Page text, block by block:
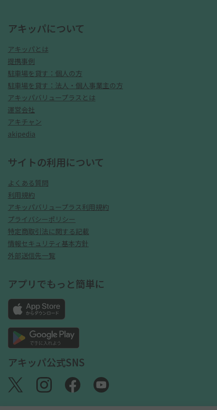
アキッパについて
アキッパとは
提携事例
駐車場を貸す：個人の方
駐車場を貸す：法人・個人事業主の方
アキッパバリュープラスとは
運営会社
アキチャン
akipedia
サイトの利用について
よくある質問
利用規約
アキッパバリュープラス利用規約
プライバシーポリシー
特定商取引法に関する記載
情報セキュリティ基本方針
外部送信先一覧
アプリでもっと簡単に
アキッパ公式SNS